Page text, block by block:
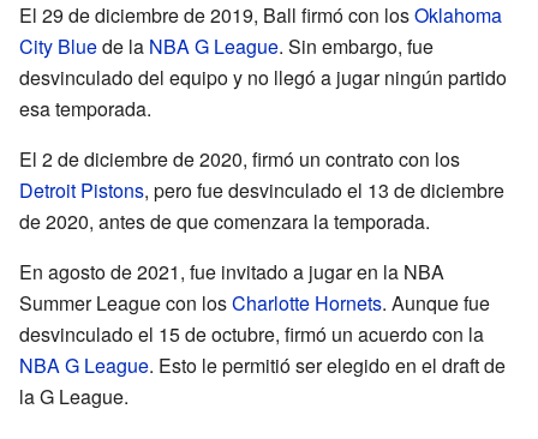
El 29 de diciembre de 2019, Ball firmó con losOklahoma
City Bluede la NBA G League. Sin embargo, fue
desvinculado del equipo y no llegó a jugar ningún partido
esa temporada.
El 2 de diciembre de 2020, firmó un contrato con los
Detroit Pistons, pero fue desvinculado el 13 de diciembre
de 2020, antes de que comenzara la temporada.
En agosto de 2021, fue invitado a jugar en la NBA
Summer League con losCharlotte Hornets. Aunque fue
desvinculado el 15 de octubre, firmó un acuerdo con la
NBA G League. Esto le permitió ser elegido en el draft de
la G League.